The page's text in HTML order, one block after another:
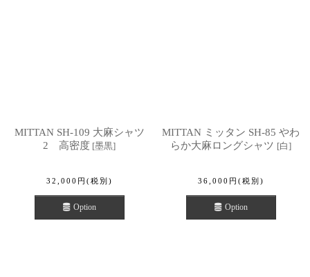
MITTAN SH-109 大麻シャツ
2 高密度 [墨黒]
32,000 円 (税別)
Option
MITTAN ミッタン SH-85 やわ
らか大麻ロングシャツ [白]
36,000 円 (税別)
Option